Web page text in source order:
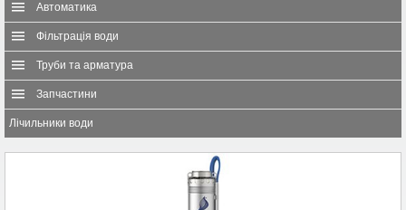
Автоматика
Фільтрація води
Труби та арматура
Запчастини
Лічильники води